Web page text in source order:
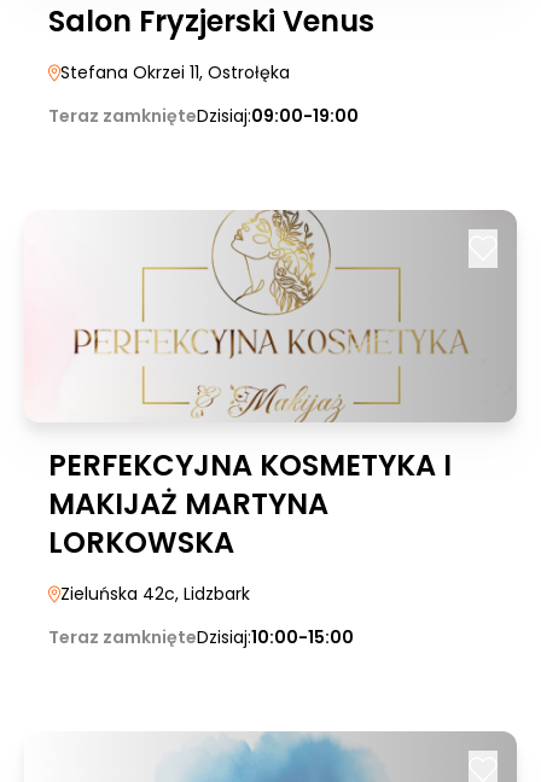
Salon Fryzjerski Venus
Stefana Okrzei 11, Ostrołęka
Teraz zamknięteDzisiaj:09:00-19:00
PERFEKCYJNA KOSMETYKA I
MAKIJAŻ MARTYNA
LORKOWSKA
Zieluńska 42c, Lidzbark
Teraz zamknięteDzisiaj:10:00-15:00